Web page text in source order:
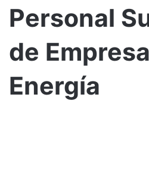
Personal
de
Energía